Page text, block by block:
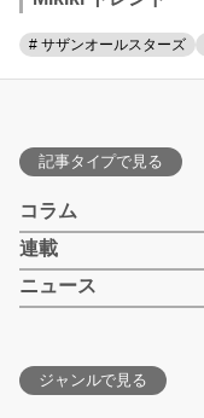
# サザンオールスターズ
記事タイプで見る
コラム
連載
ニュース
ジャンルで見る